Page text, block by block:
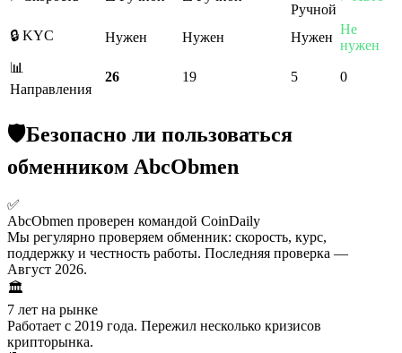
Ручной
🔒 KYC Нужен Нужен Нужен
Не
нужен
📊
Направления
26 19 5 0
🛡Безопасно ли пользоваться
обменником AbcObmen
✅
AbcObmen проверен командой CoinDaily
Мы регулярно проверяем обменник: скорость, курс,
поддержку и честность работы. Последняя проверка —
Август 2026.
🏛️
7 лет на рынке
Работает с 2019 года. Пережил несколько кризисов
крипторынка.